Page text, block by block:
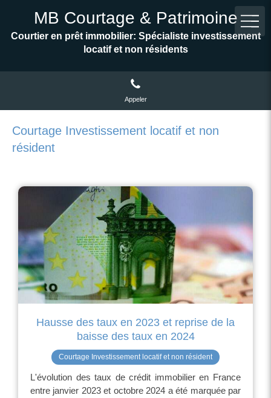
MB Courtage & Patrimoine
Courtier en prêt immobilier: Spécialiste investissement
locatif et non résidents
Appeler
Courtage Investissement locatif et non
résident
Hausse des taux en 2023 et reprise de la
baisse des taux en 2024
Courtage Investissement locatif et non résident
L'évolution des taux de crédit immobilier en France
entre janvier 2023 et octobre 2024 a été marquée par